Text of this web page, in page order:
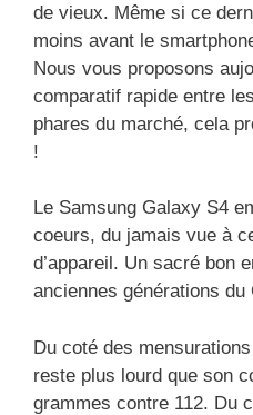
de vieux. Même si ce
moins avant le
Nous vous proposons
comparatif rapide entre
phares du marché, cela
!
Le Samsung Galaxy S4
coeurs, du jamais vue à
d’appareil. Un sacré bon
anciennes générations du
Du coté des
reste plus lourd que son
grammes contre 112. Du